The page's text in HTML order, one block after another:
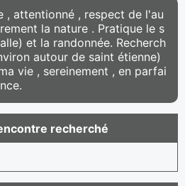
, attentionné , respect de l'au
la nature . Pratique le s
et la randonnée. Recherch
autour de saint étienne)
vie , sereinement , en parfai
recherché